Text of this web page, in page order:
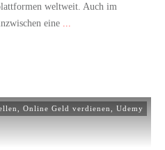
weltweit. Auch
inzwischen eine
,Online Geld verdienen, Udemy